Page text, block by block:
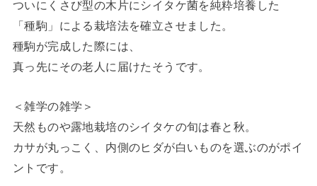
ついにくさび型の木片にシイタケ菌を純粋培養した
「種駒」による栽培法を確立させました。
種駒が完成した際には、
真っ先にその老人に届けたそうです。
＜雑学の雑学＞
天然ものや露地栽培のシイタケの旬は春と秋。
カサが丸っこく、内側のヒダが白いものを選ぶのがポイ
ントです。